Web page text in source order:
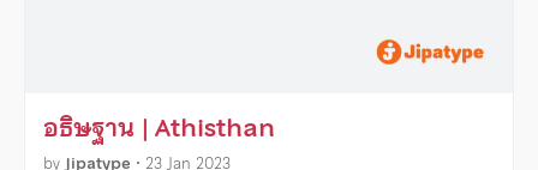
อธิษฐาน | Athisthan
byJipatype • 23 Jan 2023